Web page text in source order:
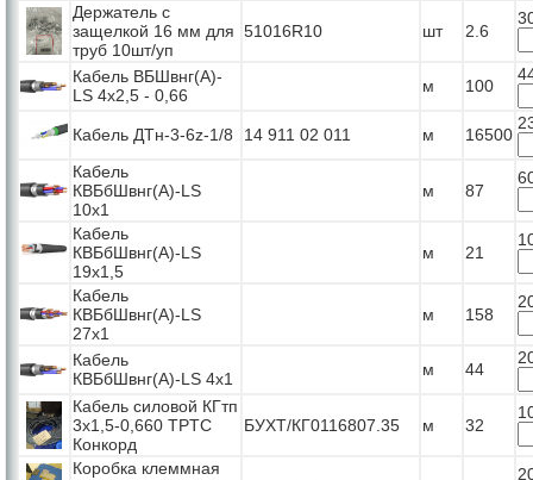
Держатель с
защелкой 16 мм для
труб 10шт/уп
51016R10 шт 2.6
Кабель ВБШвнг(А)-
LS 4x2,5 - 0,66
м 100
Кабель ДТн-3-6z-1/8 14 911 02 011 м 16500
Кабель
КВБбШвнг(А)-LS
10x1
м 87
Кабель
КВБбШвнг(А)-LS
19x1,5
м 21
Кабель
КВБбШвнг(А)-LS
27x1
м 158
Кабель
КВБбШвнг(А)-LS 4x1
м 44
Кабель силовой КГтп
3x1,5-0,660 TPTC
Конкорд
БУХТ/КГ0116807.35 м 32
Коробка клеммная